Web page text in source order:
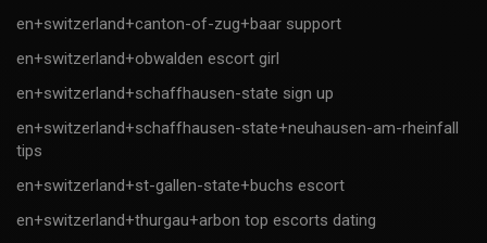
en+switzerland+canton-of-zug+baar support
en+switzerland+obwalden escort girl
en+switzerland+schaffhausen-state sign up
en+switzerland+schaffhausen-state+neuhausen-am-rheinfall
tips
en+switzerland+st-gallen-state+buchs escort
en+switzerland+thurgau+arbon top escorts dating